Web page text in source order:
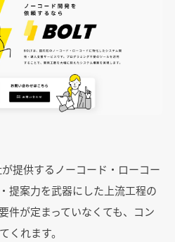
が提供するノーコード・ローコー
提案力を武器にした上流工程の
件が定まっていなくても、コン
くれます。